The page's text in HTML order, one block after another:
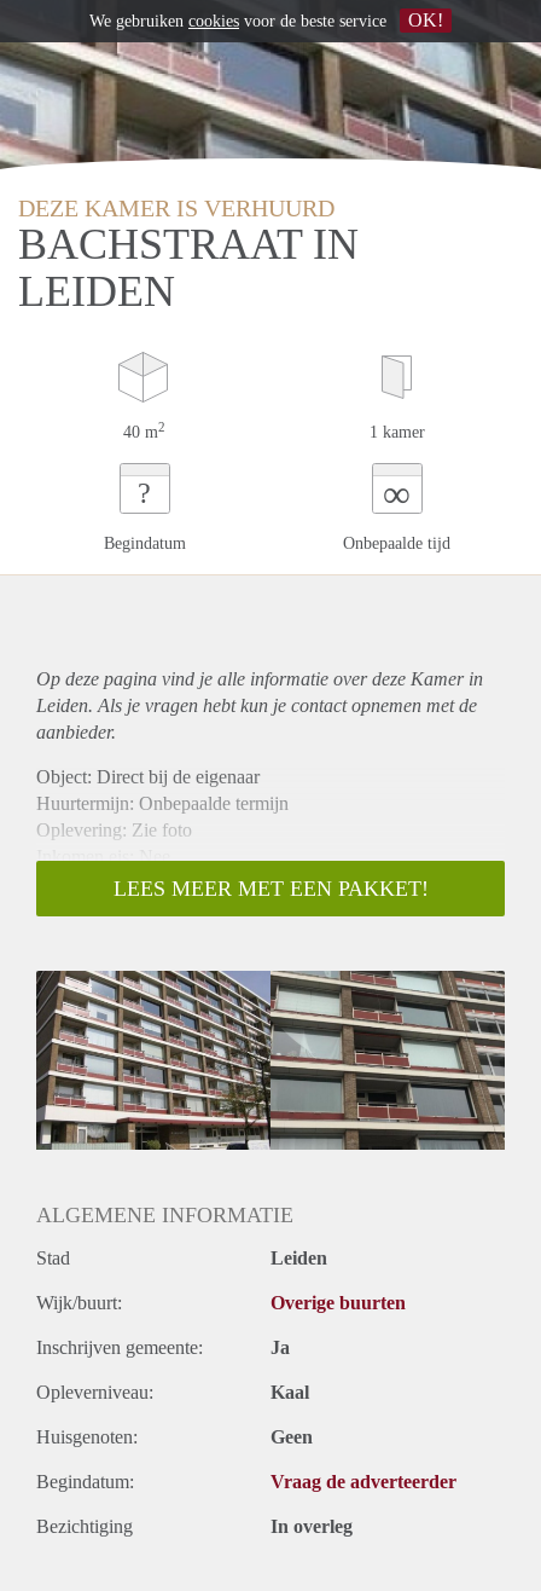
DEZE KAMER IS VERHUURD
BACHSTRAAT IN
LEIDEN
40 m2 1 kamer
?
Begindatum
∞
Onbepaalde tijd
Op deze pagina vind je alle informatie over deze Kamer in
Leiden. Als je vragen hebt kun je contact opnemen met de
aanbieder.
Object: Direct bij de eigenaar
Huurtermijn: Onbepaalde termijn
Oplevering: Zie foto
Inkomen eis: Nee
Garantiestelling mogelijk: Nee
Borg: 1 Maand
Huisdieren toegestaan: Afhankelijk van de Eigenaar
Huurtoeslag grens: Ja
Geschikt voor studenten: Afhankelijk van de Eigenaar
LEES MEER MET EEN PAKKET!
ALGEMENE INFORMATIE
Stad Leiden
Wijk/buurt: Overige buurten
Inschrijven gemeente: Ja
Opleverniveau: Kaal
Huisgenoten: Geen
Begindatum: Vraag de adverteerder
Bezichtiging In overleg
We gebruiken cookies voor de beste service OK!